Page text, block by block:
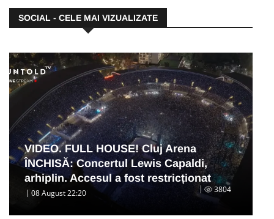
SOCIAL - CELE MAI VIZUALIZATE
VIDEO. FULL HOUSE! Cluj Arena
ÎNCHISĂ: Concertul Lewis Capaldi,
arhiplin. Accesul a fost restricționat
08 August 22:20 3804